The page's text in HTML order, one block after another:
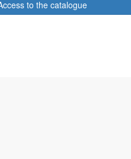
to the catalogue